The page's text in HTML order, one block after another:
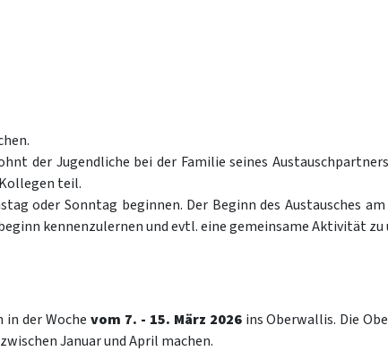
der Jugendliche bei der Familie seines
teil.
oder Sonntag beginnen. Der Beginn des Austausches
kennenzulernen und evtl. eine gemeinsame Aktivität
der Woche vom 7. - 15. März 2026 ins Oberwallis. Die
Januar und April machen.